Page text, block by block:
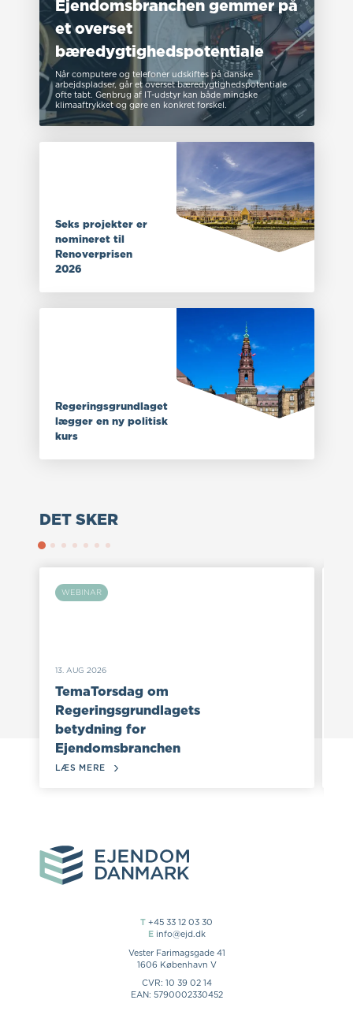
Ejendomsbranchen gemmer på
et overset
bæredygtighedspotentiale
Når computere og telefoner udskiftes på danske
arbejdspladser, går et overset bæredygtighedspotentiale
ofte tabt. Genbrug af IT-udstyr kan både mindske
klimaaftrykket og gøre en konkret forskel.
Seks projekter er
nomineret til
Renoverprisen
2026
Regeringsgrundlaget
lægger en ny politisk
kurs
DET SKER
WEBINAR
13. AUG 2026
TemaTorsdag om
Regeringsgrundlagets
betydning for
Ejendomsbranchen
LÆS MERE
T +45 33 12 03 30
Einfo@ejd.dk
Vester Farimagsgade 41
1606 København V
CVR: 10 39 02 14
EAN: 5790002330452